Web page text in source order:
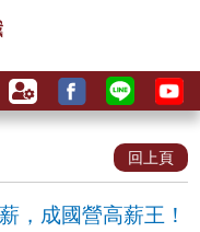
回上頁
，成國營高薪王！